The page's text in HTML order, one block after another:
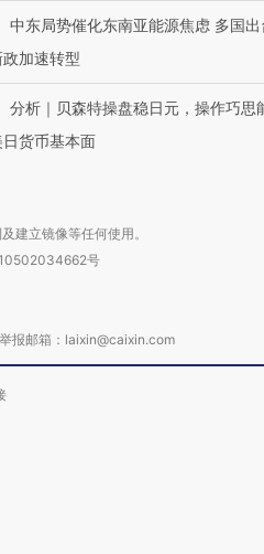
中东局势催化东南亚能源焦虑 多国出
加速转型
分析｜贝森特操盘稳日元，操作巧思
货币基本面
建立镜像等任何使用。
号
报邮箱：laixin@caixin.com